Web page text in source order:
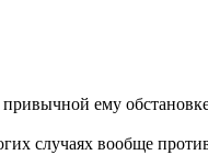
ему
случаях вообще